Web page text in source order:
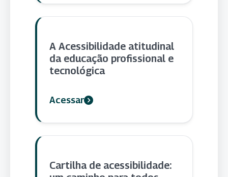
A Acessibilidade atitudinal
da educação profissional e
tecnológica
Acessar
Cartilha de acessibilidade: